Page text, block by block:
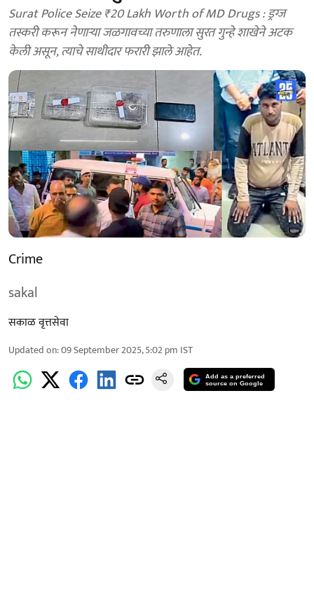
Surat Police Seize ₹20 Lakh Worth of MD Drugs : ड्रग्ज
तस्करी करून नेणाऱ्या जळगावच्या तरुणाला सुरत गुन्हे शाखेने अटक
केली असून, त्याचे साथीदार फरारी झाले आहेत.
Crime
sakal
सकाळ वृत्तसेवा
Updated on:09 September 2025, 5:02 pm IST
Add as a preferred
source on Google